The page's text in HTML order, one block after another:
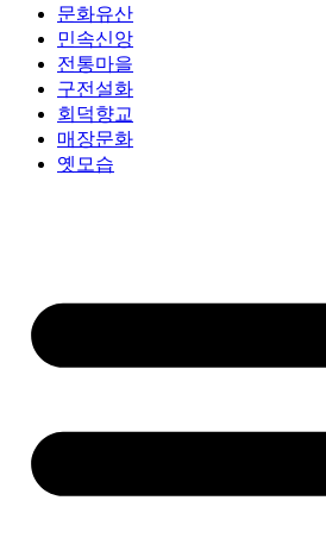
문화유산
민속신앙
전통마을
구전설화
회덕향교
매장문화
옛모습